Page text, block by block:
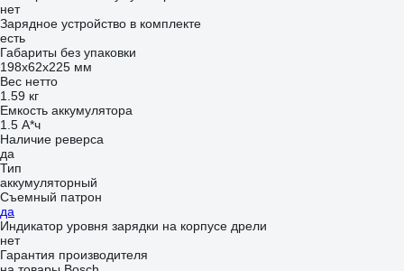
нет
Зарядное устройство в комплекте
есть
Габариты без упаковки
198х62х225 мм
Вес нетто
1.59 кг
Емкость аккумулятора
1.5 А*ч
Наличие реверса
да
Тип
аккумуляторный
Съемный патрон
да
Индикатор уровня зарядки на корпусе дрели
нет
Гарантия производителя